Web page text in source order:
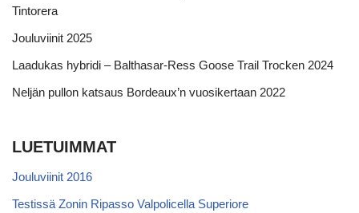
Tintorera
Jouluviinit 2025
Laadukas hybridi – Balthasar-Ress Goose Trail Trocken 2024
Neljän pullon katsaus Bordeaux’n vuosikertaan 2022
LUETUIMMAT
Jouluviinit 2016
Testissä Zonin Ripasso Valpolicella Superiore